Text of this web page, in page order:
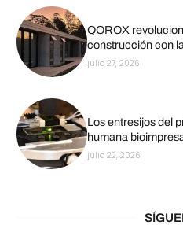
QOROX
construcción con
julio 27, 2026
Los entresijos del
humana
julio 22, 2026